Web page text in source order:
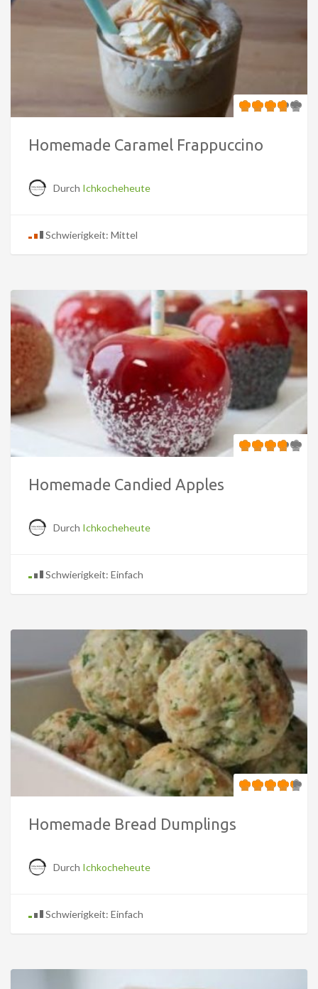
Homemade Caramel Frappuccino
Durch Ichkocheheute
Schwierigkeit: Mittel
Homemade Candied Apples
Durch Ichkocheheute
Schwierigkeit: Einfach
Homemade Bread Dumplings
Durch Ichkocheheute
Schwierigkeit: Einfach